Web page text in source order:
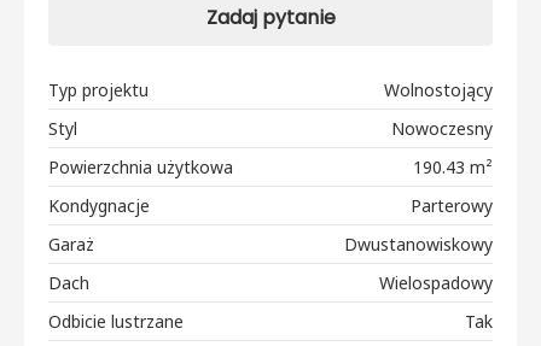
Zadaj pytanie
Typ projektu
Wolnostojący
Styl
Nowoczesny
Powierzchnia użytkowa
190.43 m²
Kondygnacje
Parterowy
Garaż
Dwustanowiskowy
Dach
Wielospadowy
Odbicie lustrzane
Tak